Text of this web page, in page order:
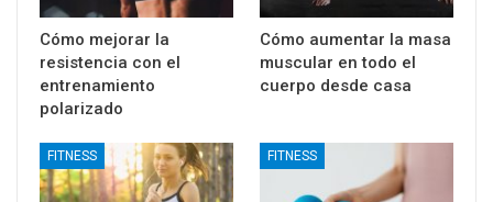
Cómo mejorar la
resistencia con el
entrenamiento
polarizado
Cómo aumentar la masa
muscular en todo el
cuerpo desde casa
FITNESS FITNESS